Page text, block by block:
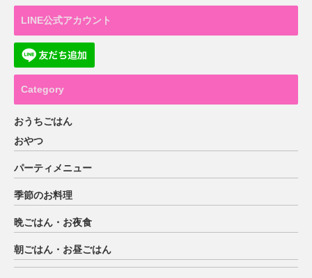
LINE公式アカウント
Category
おうちごはん
おやつ
パーティメニュー
季節のお料理
晩ごはん・お夜食
朝ごはん・お昼ごはん